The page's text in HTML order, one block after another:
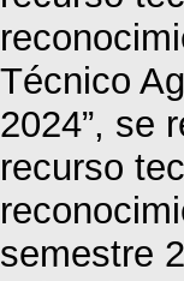
Técnico
2024”, se
recurso
semestre